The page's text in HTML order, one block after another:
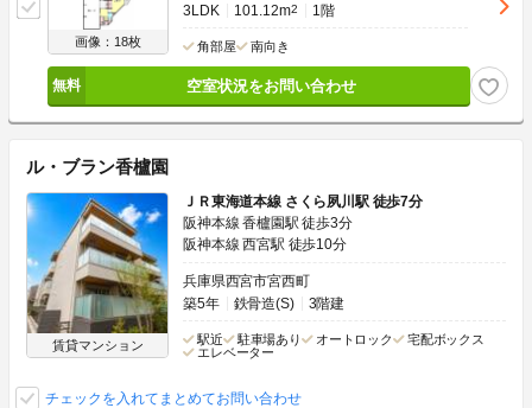
画像：18枚
3LDK 101.12m2 1階
角部屋 南向き
空室状況をお問い合わせ
ル・ブラン香櫨園
賃貸マンション
ＪＲ東海道本線 さくら夙川駅 徒歩7分
阪神本線 香櫨園駅 徒歩3分
阪神本線 西宮駅 徒歩10分
兵庫県西宮市宮西町
築5年
鉄骨造(S) 3階建
駅近 駐車場あり オートロック
宅配ボックス
エレベーター
チェックを入れてまとめてお問い合わせ